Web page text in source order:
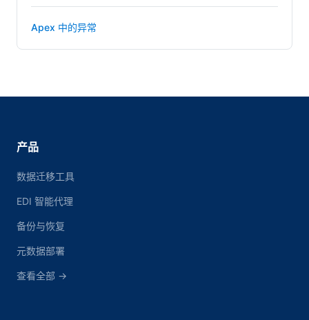
Apex 中的异常
产品
数据迁移工具
EDI 智能代理
备份与恢复
元数据部署
查看全部 →